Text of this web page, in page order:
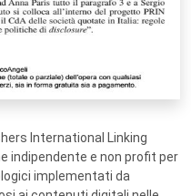
International Linking
indipendente e non profit per
implementati da